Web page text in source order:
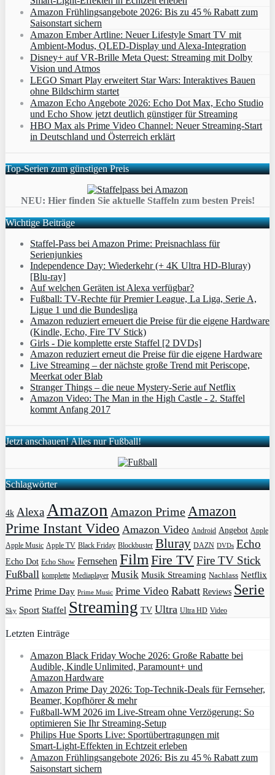
Amazon Frühlingsangebote 2026: Bis zu 45 % Rabatt zum
Saisonstart sichern
Amazon Ember Artline: Neuer Lifestyle Smart TV mit
Ambient‑Modus, QLED‑Display und Alexa‑Integration
Disney+ auf VR-Brille Meta Quest: Streaming mit Dolby
Vision und Atmos
LEGO Smart Play erweitert Star Wars: Interaktives Bauen
ohne Bildschirm startet
Amazon Echo Angebote 2026: Echo Dot Max, Echo Studio
und Echo Show jetzt deutlich günstiger für Streaming
HBO Max als Prime Video Channel: Neuer Streaming‑Start
in Deutschland und Österreich erklärt
Top-Serien zum günstigen Preis
NEU: Hier finden Sie aktuelle Staffeln zum besten Preis!
Wichtige Beiträge
Staffel-Pass bei Amazon Prime: Preisnachlass für
Serienjunkies
Independence Day: Wiederkehr (+ 4K Ultra HD-Bluray)
[Blu-ray]
Auf welchen Geräten ist Alexa verfügbar?
Fußball: TV-Rechte für Premier League, La Liga, Serie A,
Ligue 1 und die Bundesliga
Amazon reduziert erneuert die Preise für die eigene Hardware
(Kindle, Echo, Fire TV Stick)
Girls - Die komplette erste Staffel [2 DVDs]
Amazon reduziert erneut die Preise für die eigene Hardware
Live Streaming – der nächste große Trend mit Periscope,
Meerkat oder Blab
Stranger Things – die neue Mystery-Serie auf Netflix
Amazon Video: The Man in the High Castle - 2. Staffel
kommt Anfang 2017
Jetzt anschauen! Alles nur Fußball!
Schlagwörter
4k AlexaAmazon Amazon PrimeAmazon
Prime Instant Video Amazon Video Android Angebot Apple
Apple Music Apple TV Black Friday Blockbuster Bluray DAZN DVDs Echo
Echo Dot Echo Show Fernsehen FilmFire TVFire TV Stick
Fußball komplette Mediaplayer Musik Musik Streaming Nachlass Netflix
Prime Prime Day Prime Music Prime Video Rabatt Reviews Serie
Sky Sport Staffel Streaming TV Ultra Ultra HD Video
Letzten Einträge
Amazon Black Friday Woche 2026: Große Rabatte bei
Audible, Kindle Unlimited, Paramount+ und
Amazon Hardware
Amazon Prime Day 2026: Top-Technik-Deals für Fernseher,
Beamer, Kopfhörer & mehr
Fußball-WM 2026 im Live-Stream ohne Verzögerung: So
optimieren Sie Ihr Streaming-Setup
Philips Hue Sports Live: Sportübertragungen mit
Smart‑Light‑Effekten in Echtzeit erleben
Amazon Frühlingsangebote 2026: Bis zu 45 % Rabatt zum
Saisonstart sichern